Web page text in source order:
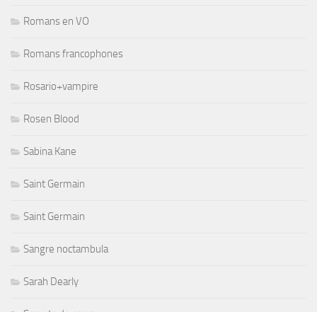
Romans en VO
Romans francophones
Rosario+vampire
Rosen Blood
Sabina Kane
Saint Germain
Saint Germain
Sangre noctambula
Sarah Dearly